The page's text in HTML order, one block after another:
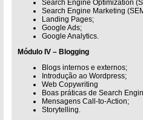
Search Engine Optimization
Search Engine Marketing
Landing Pages;
Google Ads;
Google Analytics.
Módulo IV – Blogging
Blogs internos e externos;
Introdução ao Wordpress;
Web Copywriting
Boas práticas de Search
Mensagens Call-to-Action;
Storytelling.